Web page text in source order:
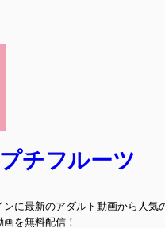
チフルーツ
に最新のアダルト動画から人気
を無料配信！